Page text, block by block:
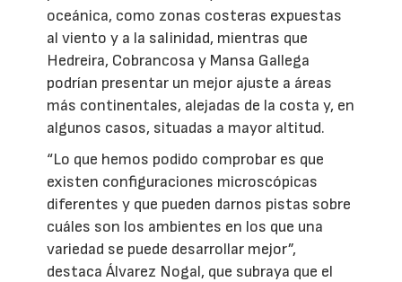
oceánica, como zonas costeras expuestas
al viento y a la salinidad, mientras que
Hedreira, Cobrancosa y Mansa Gallega
podrían presentar un mejor ajuste a áreas
más continentales, alejadas de la costa y, en
algunos casos, situadas a mayor altitud.
“Lo que hemos podido comprobar es que
existen configuraciones microscópicas
diferentes y que pueden darnos pistas sobre
cuáles son los ambientes en los que una
variedad se puede desarrollar mejor”,
destaca Álvarez Nogal, que subraya que el